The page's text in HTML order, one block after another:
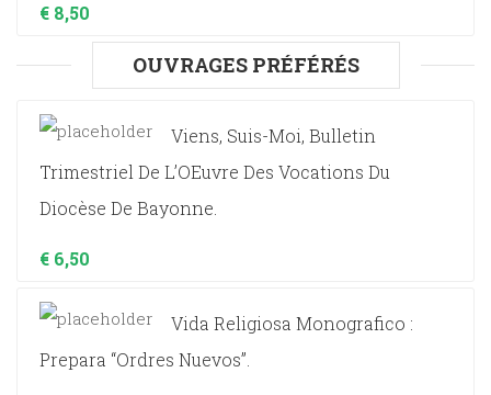
€ 8,50
OUVRAGES PRÉFÉRÉS
Viens, Suis-Moi, Bulletin
Trimestriel De L’OEuvre Des Vocations Du
Diocèse De Bayonne.
€ 6,50
Vida Religiosa Monografico :
Prepara “ordres Nuevos”.